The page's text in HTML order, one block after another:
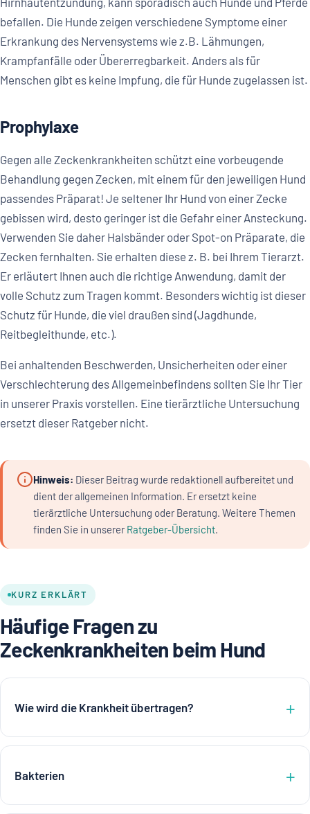
befallen. Die Hunde zeigen verschiedene Symptome einer
Erkrankung des Nervensystems wie z.B. Lähmungen,
Krampfanfälle oder Übererregbarkeit. Anders als für
Menschen gibt es keine Impfung, die für Hunde zugelassen ist.
Prophylaxe
Gegen alle Zeckenkrankheiten schützt eine vorbeugende
Behandlung gegen Zecken, mit einem für den jeweiligen Hund
passendes Präparat! Je seltener Ihr Hund von einer Zecke
gebissen wird, desto geringer ist die Gefahr einer Ansteckung.
Verwenden Sie daher Halsbänder oder Spot-on Präparate, die
Zecken fernhalten. Sie erhalten diese z. B. bei Ihrem Tierarzt.
Er erläutert Ihnen auch die richtige Anwendung, damit der
volle Schutz zum Tragen kommt. Besonders wichtig ist dieser
Schutz für Hunde, die viel draußen sind (Jagdhunde,
Reitbegleithunde, etc.).
Bei anhaltenden Beschwerden, Unsicherheiten oder einer
Verschlechterung des Allgemeinbefindens sollten Sie Ihr Tier
in unserer Praxis vorstellen. Eine tierärztliche Untersuchung
ersetzt dieser Ratgeber nicht.
Hinweis: Dieser Beitrag wurde redaktionell aufbereitet und
dient der allgemeinen Information. Er ersetzt keine
tierärztliche Untersuchung oder Beratung. Weitere Themen
finden Sie in unserer Ratgeber-Übersicht.
KURZ ERKLÄRT
Häufige Fragen zu
Zeckenkrankheiten beim Hund
Wie wird die Krankheit übertragen?
Bakterien